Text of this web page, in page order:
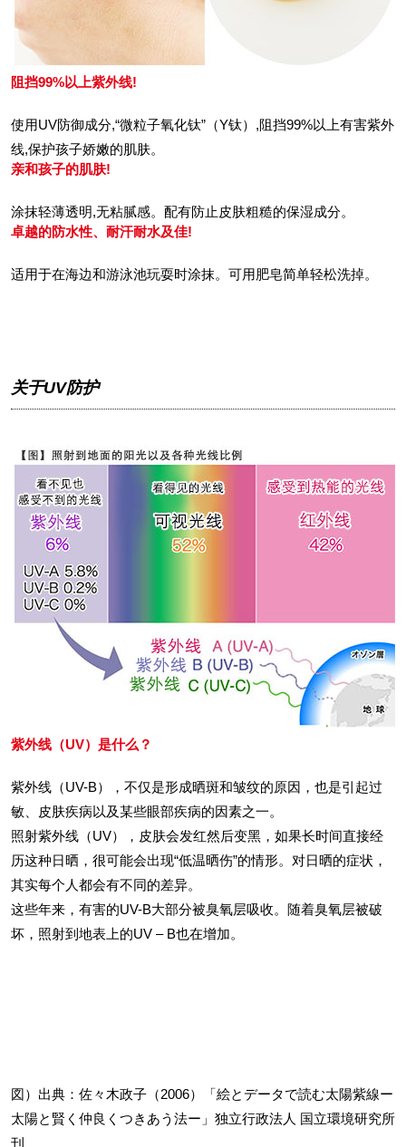
阻挡99%以上紫外线!
使用UV防御成分,“微粒子氧化钛”（Y钛）,阻挡99%以上有害紫外
线,保护孩子娇嫩的肌肤。
亲和孩子的肌肤!
涂抹轻薄透明,无粘腻感。配有防止皮肤粗糙的保湿成分。
卓越的防水性、耐汗耐水及佳!
适用于在海边和游泳池玩耍时涂抹。可用肥皂简单轻松洗掉。
关于UV防护
紫外线（UV）是什么？
紫外线（UV-B），不仅是形成晒斑和皱纹的原因，也是引起过
敏、皮肤疾病以及某些眼部疾病的因素之一。
照射紫外线（UV），皮肤会发红然后变黑，如果长时间直接经
历这种日晒，很可能会出现“低温晒伤”的情形。对日晒的症状，
其实每个人都会有不同的差异。
这些年来，有害的UV-B大部分被臭氧层吸收。随着臭氧层被破
坏，照射到地表上的UV – B也在增加。
図）出典：佐々木政子（2006）「絵とデータで読む太陽紫線ー
太陽と賢く仲良くつきあう法ー」独立行政法人 国立環境研究所
刊